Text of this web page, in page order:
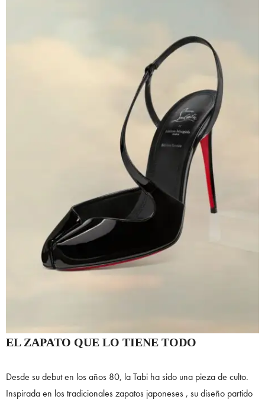
EL ZAPATO QUE LO TIENE TODO
Desde su debut en los años 80, la Tabi ha sido una pieza de culto.
Inspirada en los tradicionales zapatos japoneses , su diseño partido